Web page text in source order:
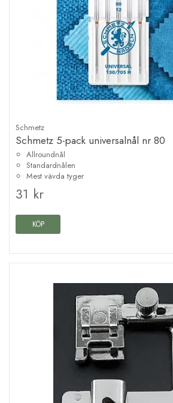
Schmetz
Schmetz 5-pack universalnål nr 80
Allroundnål
Standardnålen
Mest vävda tyger
31 kr
KÖP